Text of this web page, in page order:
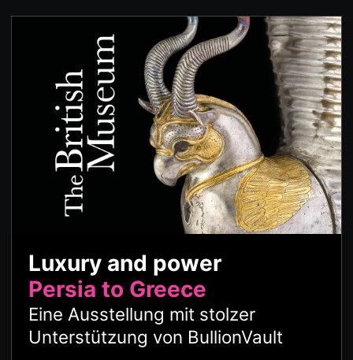
Luxury and power
Persia to Greece
Eine Ausstellung mit stolzer
Unterstützung von BullionVault